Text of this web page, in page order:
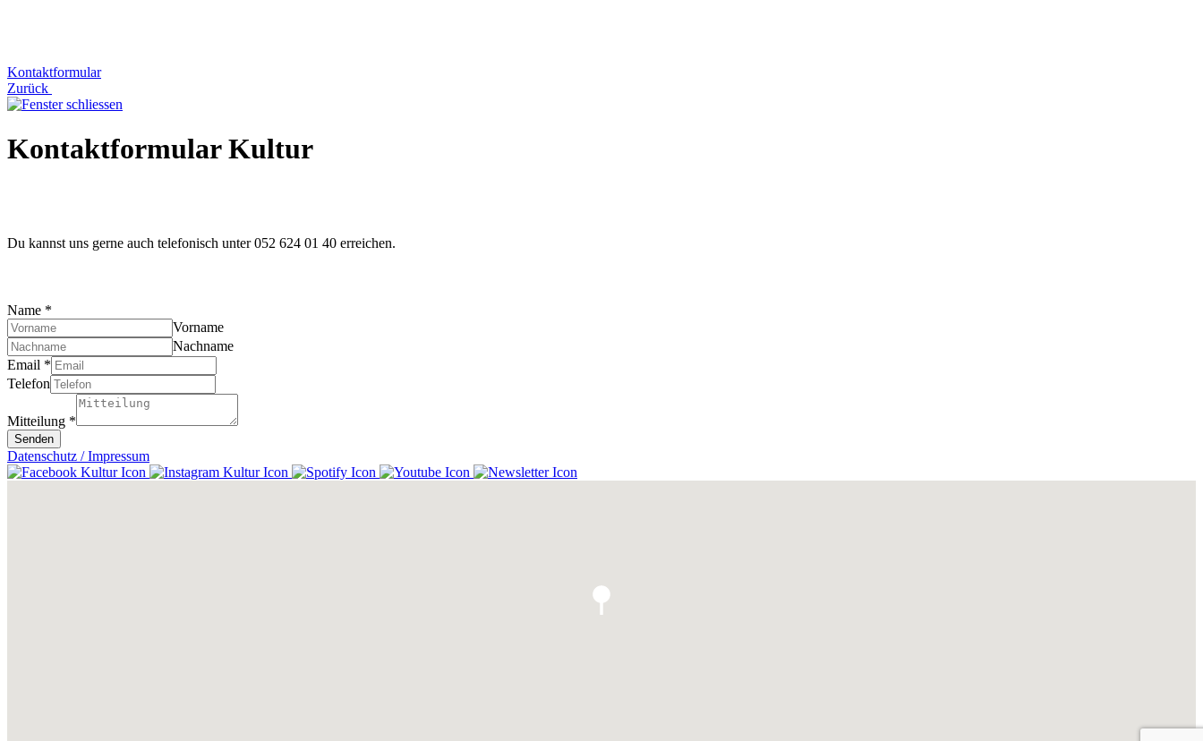
Kontaktformular
Zurück
Kontaktformular Kultur
Du kannst uns gerne auch telefonisch unter 052 624 01 40 erreichen.
Name *
Vorname
Nachname
Email *
Telefon
Mitteilung *
Senden
Datenschutz / Impressum